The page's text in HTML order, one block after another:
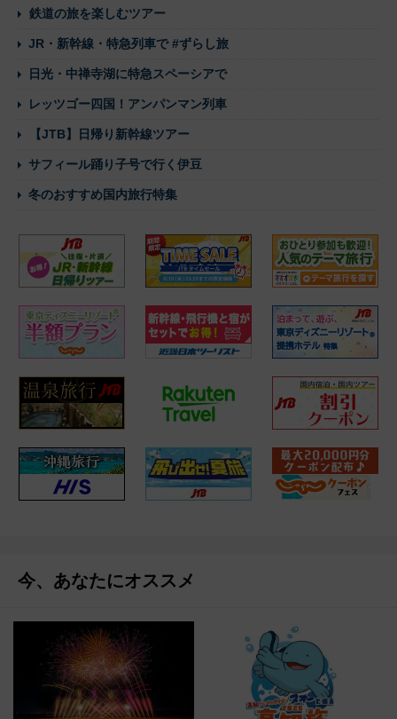
鉄道の旅を楽しむツアー
JR・新幹線・特急列車で #ずらし旅
日光・中禅寺湖に特急スペーシアで
レッツゴー四国！アンパンマン列車
【JTB】日帰り新幹線ツアー
サフィール踊り子号で行く伊豆
冬のおすすめ国内旅行特集
今、あなたにオススメ